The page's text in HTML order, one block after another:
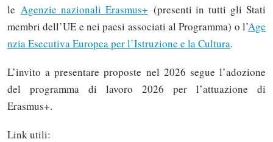
le Agenzie nazionali Erasmus+ (presenti in tutti gli Stati
membri dell’UE e nei paesi associati al Programma) o l’Age
nzia Esecutiva Europea per l’Istruzione e la Cultura.
L’invito a presentare proposte nel 2026 segue l’adozione
del programma di lavoro 2026 per l’attuazione di
Erasmus+.
Link utili: